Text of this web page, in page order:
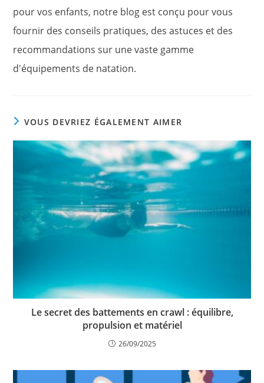
pour vos enfants, notre blog est conçu pour vous
fournir des conseils pratiques, des astuces et des
recommandations sur une vaste gamme
d'équipements de natation.
VOUS DEVRIEZ ÉGALEMENT AIMER
Le secret des battements en crawl : équilibre,
propulsion et matériel
26/09/2025